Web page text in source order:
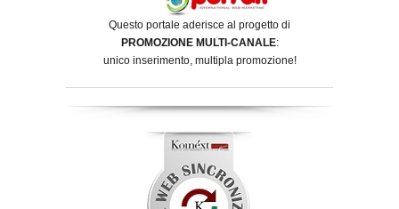
Questo portale aderisce al progetto di
PROMOZIONE MULTI-CANALE:
unico inserimento, multipla promozione!